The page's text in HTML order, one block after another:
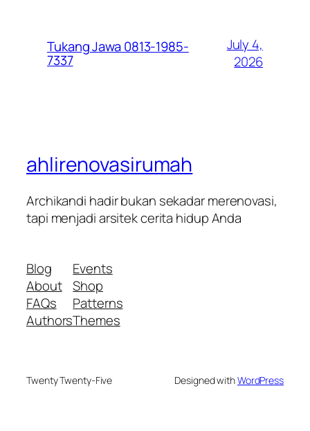
Tukang Jawa 0813-1985-
7337
July 4,
2026
ahlirenovasirumah
Archikandi hadir bukan sekadar merenovasi,
tapi menjadi arsitek cerita hidup Anda
Blog
About
FAQs
Authors
Events
Shop
Patterns
Themes
Twenty Twenty-Five Designed withWordPress